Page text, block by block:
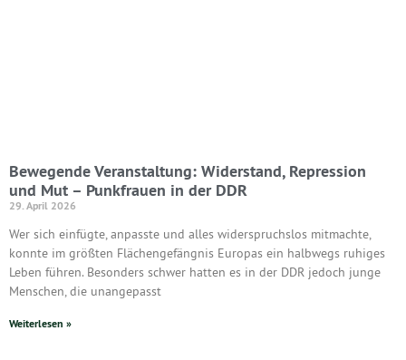
Bewegende Veranstaltung: Widerstand, Repression
und Mut – Punkfrauen in der DDR
29. April 2026
Wer sich einfügte, anpasste und alles widerspruchslos mitmachte,
konnte im größten Flächengefängnis Europas ein halbwegs ruhiges
Leben führen. Besonders schwer hatten es in der DDR jedoch junge
Menschen, die unangepasst
Weiterlesen »